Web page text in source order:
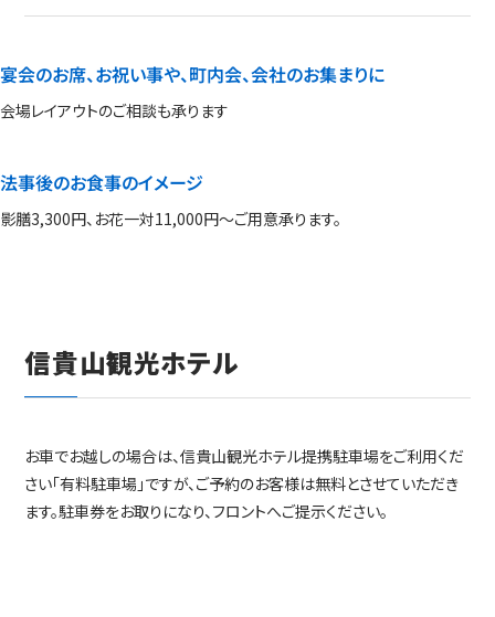
宴会のお席、お祝い事や、町内会、会社のお集まりに
会場レイアウトのご相談も承ります
法事後のお食事のイメージ
影膳3,300円、お花一対11,000円～ご用意承ります。
信貴山観光ホテル
お車でお越しの場合は、信貴山観光ホテル提携駐車場をご利用くだ
さい「有料駐車場」ですが、ご予約のお客様は無料とさせていただき
ます。駐車券をお取りになり、フロントへご提示ください。